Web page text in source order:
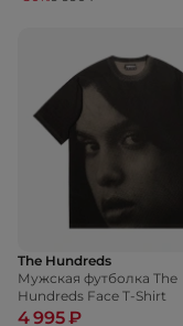
The Hundreds
Мужская футболка The
Hundreds Face T-Shirt
4 995 ₽